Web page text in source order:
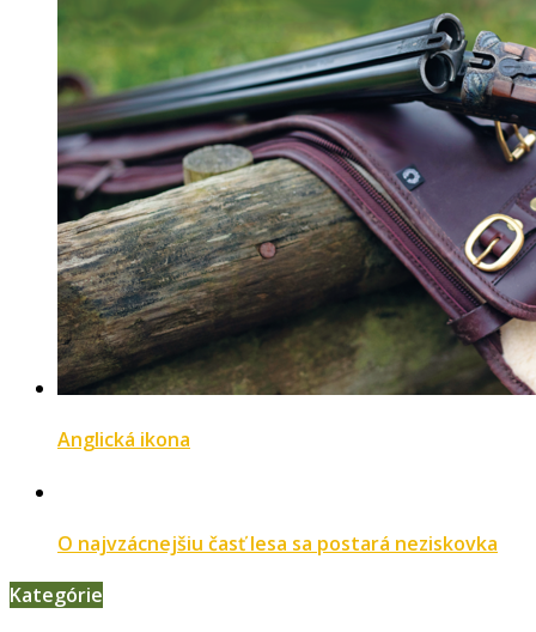
Anglická ikona
O najvzácnejšiu časť lesa sa postará neziskovka
Kategórie